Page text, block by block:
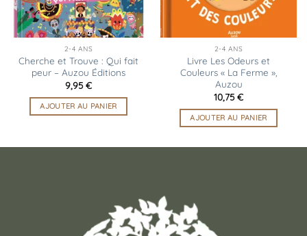
2-4 ANS
Cherche et Trouve : Qui fait
peur – Auzou Éditions
9,95€
AJOUTER AU PANIER
2-4 ANS
Livre Les Odeurs et
Couleurs « La Ferme »,
Auzou
10,75€
AJOUTER AU PANIER